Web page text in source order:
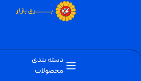
دسته بندی
محصولات